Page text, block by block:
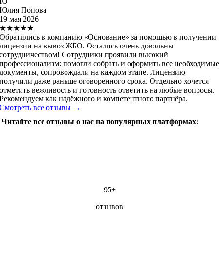
Юлия Попова
19 мая 2026
★★★★★
Обратились в компанию «Основание» за помощью в получении
лицензии на вывоз ЖБО. Остались очень довольны
сотрудничеством! Сотрудники проявили высокий
профессионализм: помогли собрать и оформить все необходимые
документы, сопровождали на каждом этапе. Лицензию
получили даже раньше оговоренного срока. Отдельно хочется
отметить вежливость и готовность ответить на любые вопросы.
Рекомендуем как надёжного и компетентного партнёра.
Смотреть все отзывы →
Читайте все отзывы о нас на популярных платформах:
95+
отзывов